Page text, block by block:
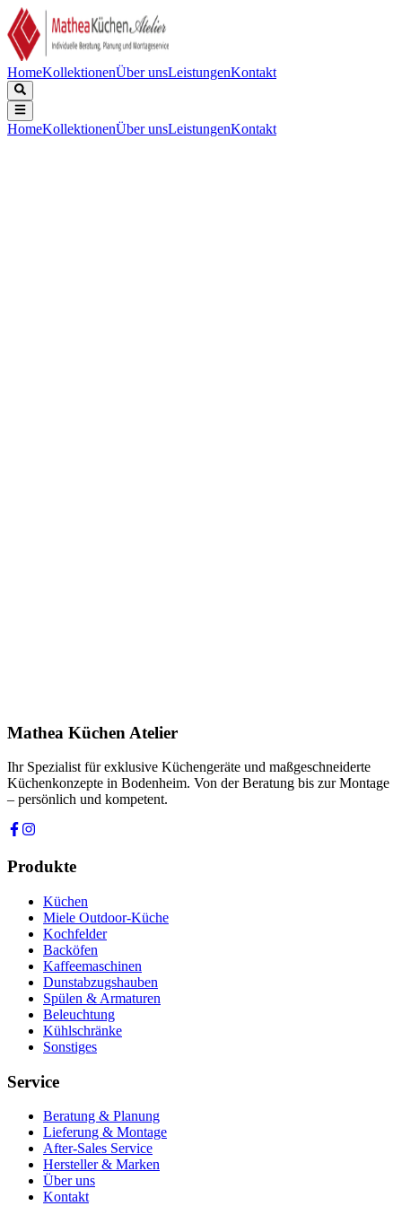
HomeKollektionenÜber unsLeistungenKontakt
HomeKollektionenÜber unsLeistungenKontakt
Datenschutzerklärung
habe ich gelesen.
Anfrage absenden
Mathea Küchen Atelier
Ihr Spezialist für exklusive Küchengeräte und maßgeschneiderte
Küchenkonzepte in Bodenheim. Von der Beratung bis zur Montage
– persönlich und kompetent.
Produkte
Küchen
Miele Outdoor-Küche
Kochfelder
Backöfen
Kaffeemaschinen
Dunstabzugshauben
Spülen & Armaturen
Beleuchtung
Kühlschränke
Sonstiges
Service
Beratung & Planung
Lieferung & Montage
After-Sales Service
Hersteller & Marken
Über uns
Kontakt